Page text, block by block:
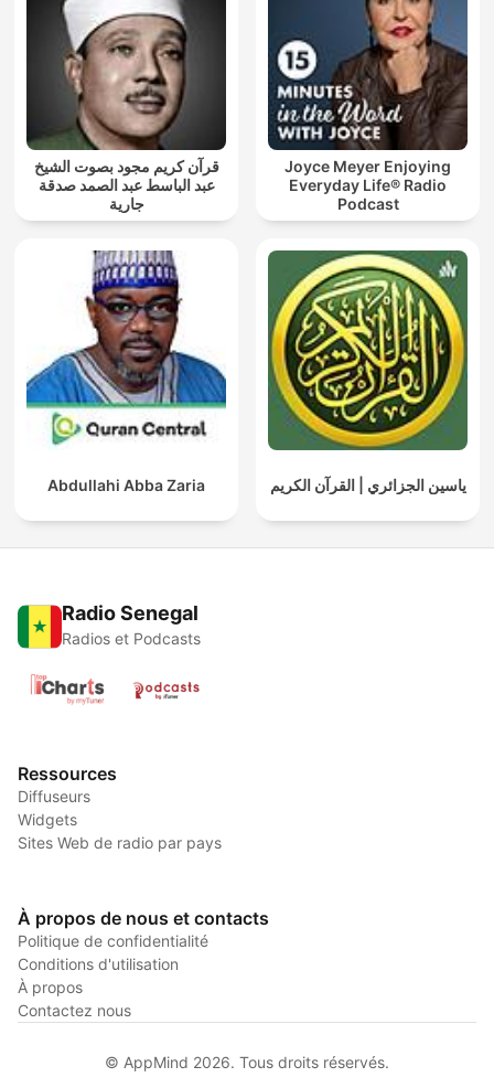
قرآن كريم مجود بصوت الشيخ
عبد الباسط عبد الصمد صدقة
جارية
Joyce Meyer Enjoying
Everyday Life® Radio
Podcast
Abdullahi Abba Zaria ياسين الجزائري | القرآن الكريم
Radio Senegal
Radios et Podcasts
Ressources
Diffuseurs
Widgets
Sites Web de radio par pays
À propos de nous et contacts
Politique de confidentialité
Conditions d'utilisation
À propos
Contactez nous
© AppMind 2026. Tous droits réservés.